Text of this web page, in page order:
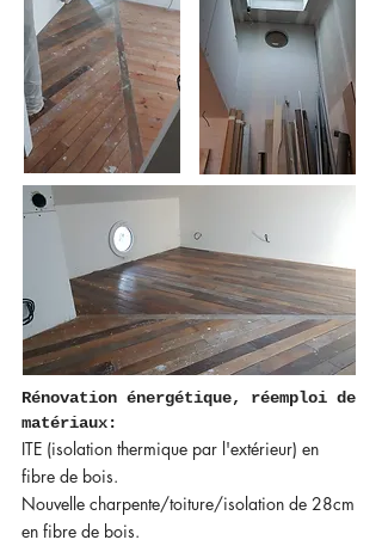
Rénovation énergétique, réemploi de
matériaux:
ITE (isolation thermique par l'extérieur) en
fibre de bois.
Nouvelle charpente/toiture/isolation de 28cm
en fibre de bois.